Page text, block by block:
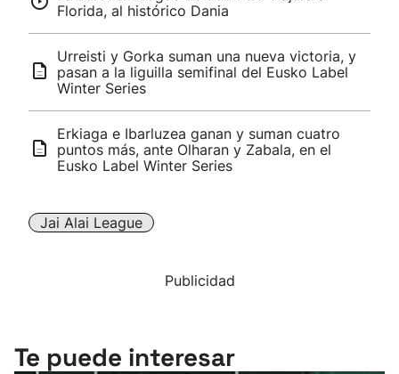
Florida, al histórico Dania
Urreisti y Gorka suman una nueva victoria, y
pasan a la liguilla semifinal del Eusko Label
Winter Series
Erkiaga e Ibarluzea ganan y suman cuatro
puntos más, ante Olharan y Zabala, en el
Eusko Label Winter Series
Jai Alai League
Publicidad
Te puede interesar